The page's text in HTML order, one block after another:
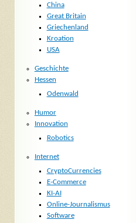
China
Great Britain
Griechenland
Kroation
USA
Geschichte
Hessen
Odenwald
Humor
Innovation
Robotics
Internet
CryptoCurrencies
E-Commerce
KI-AI
Online-Journalismus
Software